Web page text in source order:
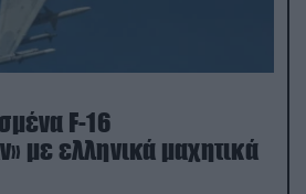
F-16
με ελληνικά μαχητικά